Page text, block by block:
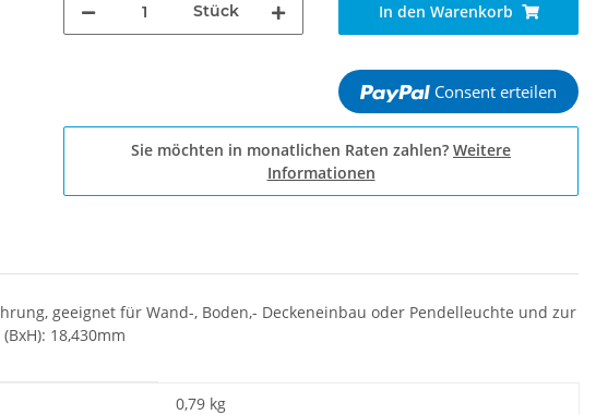
Stück In den Warenkorb
Consent erteilen
Sie möchten in monatlichen Raten zahlen? Weitere
Informationen
geeignet für Wand-, Boden,- Deckeneinbau oder Pendelleuchte und zur
18,430mm
0,79 kg